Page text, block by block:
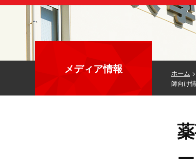
ホーム >
師向け
メディア情報